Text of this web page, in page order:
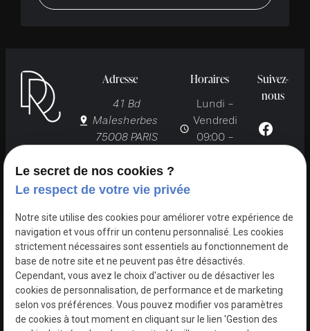
Adresse
41 Bd
Malesherbes
75008 PARIS
Horaires
Lundi -
Vendredi
09:00 -
Suivez-
nous
Accueil
Mon
cabinet
Chirurgie
esthétique
Médecine
esthétique
Chirurgie plastique
Actualités
Le secret de nos cookies ?
Le respect de votre vie privée
Notre site utilise des cookies pour améliorer votre expérience de
navigation et vous offrir un contenu personnalisé. Les cookies
strictement nécessaires sont essentiels au fonctionnement de
base de notre site et ne peuvent pas être désactivés.
Cependant, vous avez le choix d'activer ou de désactiver les
cookies de personnalisation, de performance et de marketing
selon vos préférences. Vous pouvez modifier vos paramètres
de cookies à tout moment en cliquant sur le lien 'Gestion des